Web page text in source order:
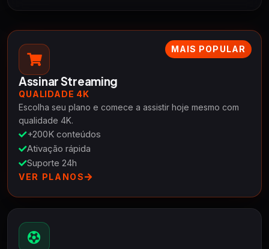
MAIS POPULAR
Assinar Streaming
QUALIDADE 4K
Escolha seu plano e comece a assistir hoje mesmo com
qualidade 4K.
+200K conteúdos
Ativação rápida
Suporte 24h
VER PLANOS